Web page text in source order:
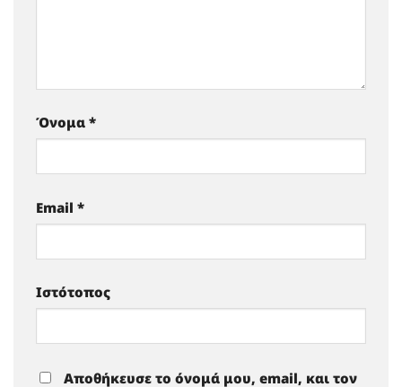
Όνομα *
Email *
Ιστότοπος
Αποθήκευσε το όνομά μου, email, και τον